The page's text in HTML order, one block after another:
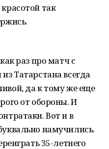
так
раз про матч с
Татарстана всегда
да к тому же еще
от обороны. И
Вот и в
намучились.
35-летнего